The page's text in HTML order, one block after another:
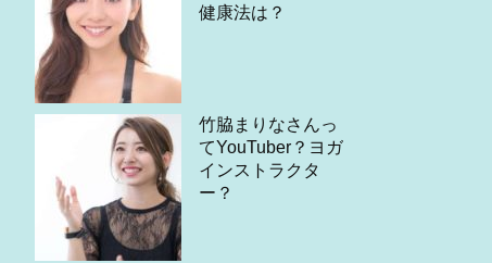
健康法は？
竹脇まりなさんっ
てYouTuber？ヨガ
インストラクタ
ー？